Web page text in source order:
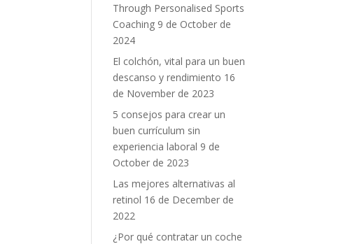
Through Personalised Sports
Coaching 9 de October de
2024
El colchón, vital para un buen
descanso y rendimiento 16
de November de 2023
5 consejos para crear un
buen currículum sin
experiencia laboral 9 de
October de 2023
Las mejores alternativas al
retinol 16 de December de
2022
¿Por qué contratar un coche